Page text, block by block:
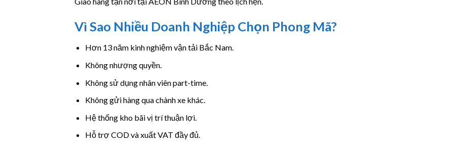
Vì Sao Nhiều Doanh Nghiệp Chọn Phong Mã?
Hơn 13 năm kinh nghiệm vận tải Bắc Nam.
Không nhượng quyền.
Không sử dụng nhân viên part-time.
Không gửi hàng qua chành xe khác.
Hệ thống kho bãi vị trí thuận lợi.
Hỗ trợ COD và xuất VAT đầy đủ.